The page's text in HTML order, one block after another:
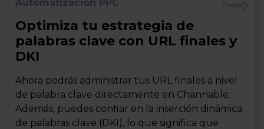
Automatización PPC 7min
Optimiza tu estrategia de
palabras clave con URL finales y
DKI
Ahora podrás administrar tus URL finales a nivel
de palabra clave directamente en Channable.
Además, puedes confiar en la inserción dinámica
de palabras clave (DKI), lo que significa que